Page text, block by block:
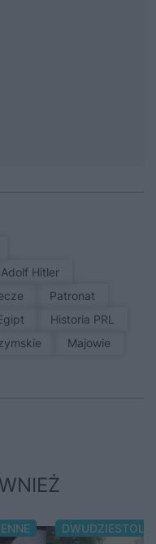
Adolf Hitler
patronat
Historia PRL
Majowie